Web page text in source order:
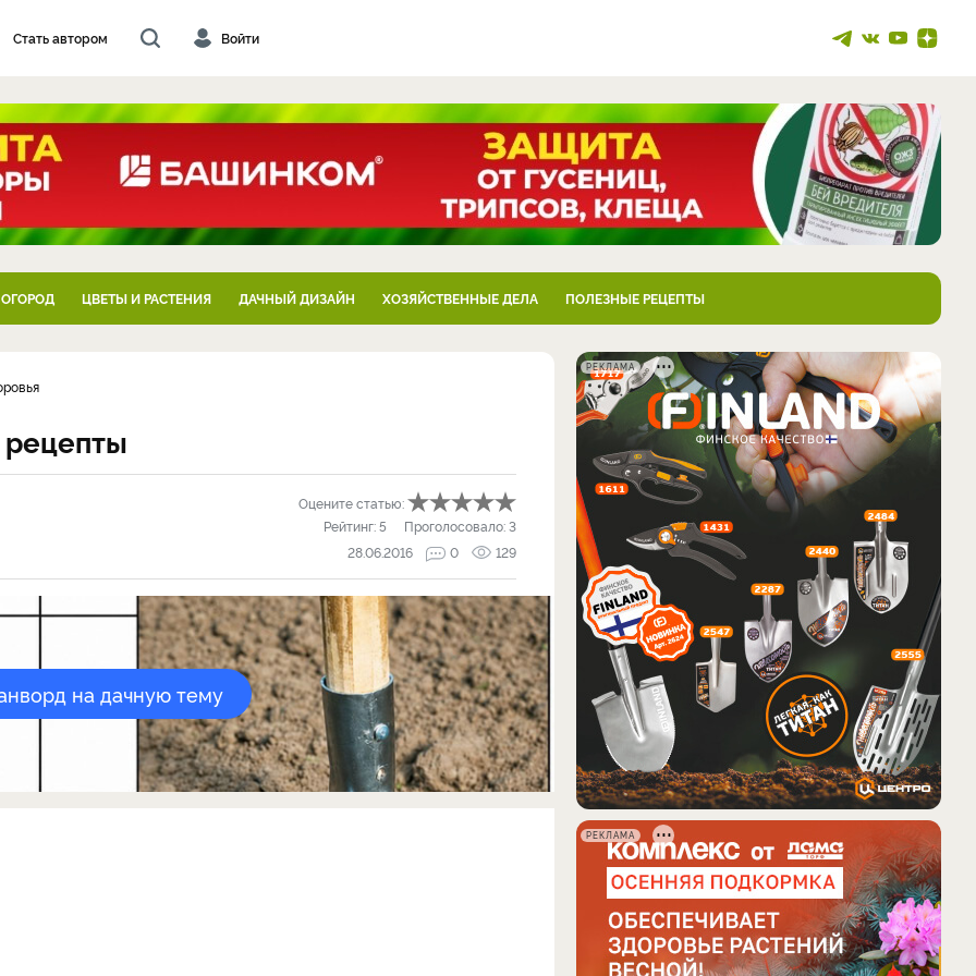
Стать автором Войти
ЦВЕТЫ И РАСТЕНИЯ ДАЧНЫЙ ДИЗАЙН ХОЗЯЙСТВЕННЫЕ ДЕЛА ПОЛЕЗНЫЕ РЕЦЕПТЫ
рецепты
Оцените статью:
Рейтинг:5 Проголосовало:3
28.06.2016
0 129
на дачную тему
РЕКЛАМА
РЕКЛАМА